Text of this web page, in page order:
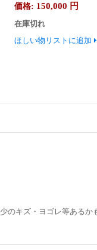
価格: 150,000 円
在庫切れ
ほしい物リストに追加
キズ・ヨゴレ等あるか